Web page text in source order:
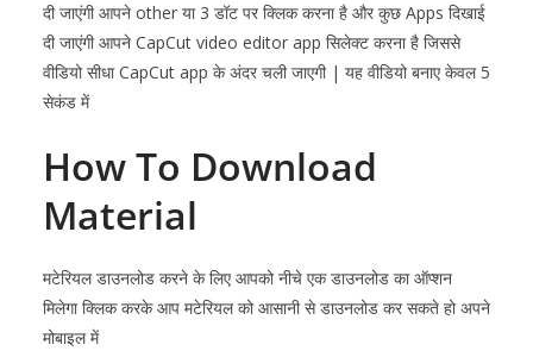
दी जाएंगी आपने other या 3 डॉट पर क्लिक करना है और कुछ Apps दिखाई
दी जाएंगी आपने CapCut video editor app सिलेक्ट करना है जिससे
वीडियो सीधाCapCut app के अंदर चली जाएगी | यह वीडियो बनाए केवल 5
सेकंड में
How To Download
Material
मटेरियल डाउनलोड करने के लिए आपको नीचे एक डाउनलोड का ऑप्शन
मिलेगा क्लिक करके आप मटेरियल को आसानी से डाउनलोड कर सकते हो अपने
मोबाइल में